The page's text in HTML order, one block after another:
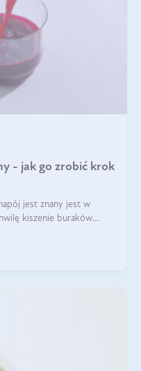
- jak go zrobić krok
jest znany jest w
kiszenie buraków